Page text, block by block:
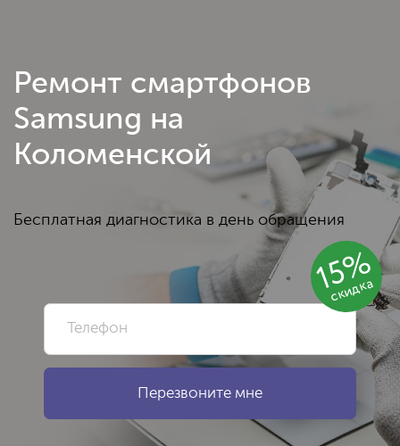
15%
скидка
Ремонт смартфонов
Samsung на
Коломенской
Бесплатная диагностика в день обращения